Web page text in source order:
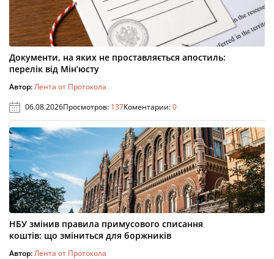
Документи, на яких не проставляється апостиль:
перелік від Мін’юсту
Автор:Лента от Протокола
06.08.2026Просмотров: 137Коментарии:0
НБУ змінив правила примусового списання
коштів: що зміниться для боржників
Автор:Лента от Протокола